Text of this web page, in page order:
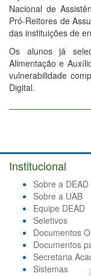
Nacional de
Pró-Reitores de
das instituições de
Os alunos já
Alimentação e
vulnerabilidade
Digital.
Institucional
Sobre a DEAD
Sobre a UAB
Equipe DEAD
Seletivos
Documentos
Documentos
Secretaria
Sistemas